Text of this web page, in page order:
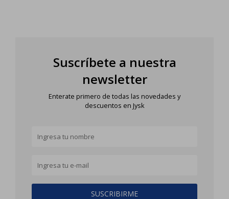
Suscríbete a nuestra
newsletter
Enterate primero de todas las novedades y
descuentos en Jysk
SUSCRIBIRME